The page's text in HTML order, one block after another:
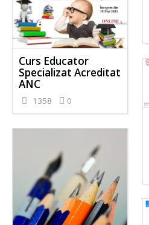
Curs Educator
Specializat Acreditat
ANC
1358 0